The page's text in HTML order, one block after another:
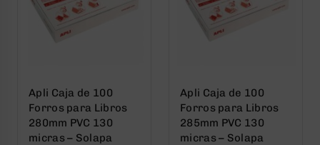
Apli Caja de 100
Forros para Libros
280mm PVC 130
micras – Solapa
Apli Caja de 100
Forros para Libros
285mm PVC 130
micras – Solapa